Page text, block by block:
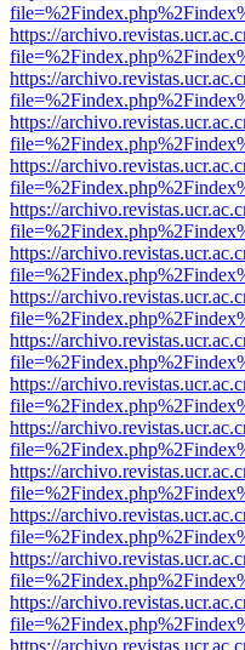
https://
https://
https://
https://
https://
https://
https://
https://
https://
https://
https://
https://
https://
https://
https://